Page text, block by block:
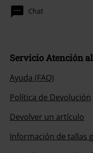
Chat
Servicio Atención
Ayuda (FAQ)
Política de Devolución
Devolver un artículo
Información de tallas